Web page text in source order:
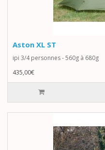
Aston XL ST
ipi 3/4 personnes - 560g à 680g
435,00€